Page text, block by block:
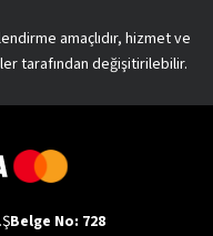
amaçlıdır, hizmet ve
tarafından değişitirilebilir.
Belge No: 728